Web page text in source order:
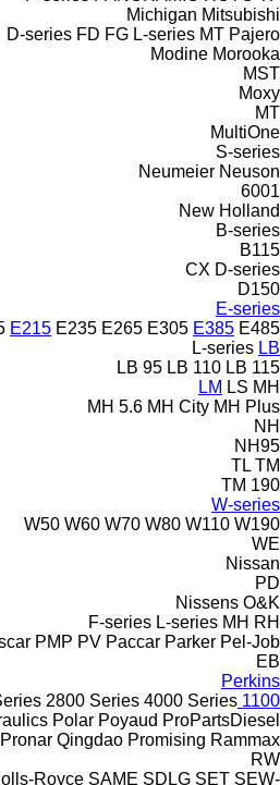
Michigan Mitsubishi
D-series FD FG L-series MT Pajero
Modine Morooka
MST
Moxy
MT
MultiOne
S-series
Neumeier Neuson
6001
New Holland
B-series
B115
CX D-series
D150
E-series
E215 E235 E265 E305 E385 E485
L-series LB
LB 95 LB 110 LB 115
LM LS MH
MH 5.6 MH City MH Plus
NH
NH95
TL TM
TM 190
W-series
W50 W60 W70 W80 W110 W190
WE
Nissan
PD
Nissens O&K
F-series L-series MH RH
PMP PV Paccar Parker Pel-Job
EB
Perkins
1100 Series
2800 Series 4000 Series
Polar Poyaud ProPartsDiesel
Pronar Qingdao Promising Rammax
RW
Royce SAME SDLG SET SEW-